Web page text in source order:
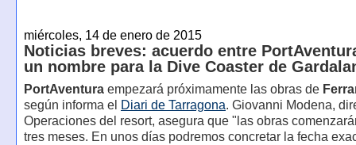
miércoles, 14 de enero de 2015
Noticias breves: acuerdo entre
un nombre para la Dive Coaster de
PortAventuraempezará próximamente las obras de
según informa el Diari de Tarragona. Giovanni Modena,
Operaciones del resort, asegura que "las obras
tres meses. En unos días podremos concretar la fecha